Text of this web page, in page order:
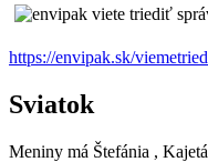
https://envipak.sk/
Sviatok
Meniny má Štefánia ,